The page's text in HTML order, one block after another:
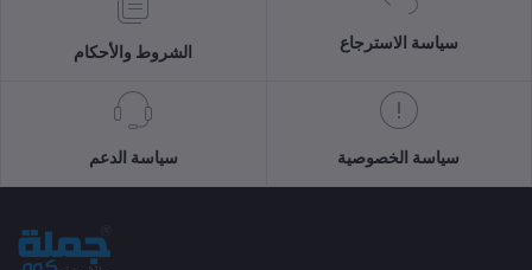
الشروط والأحكام
سياسة الاسترجاع
سياسة الدعم سياسة الخصوصية